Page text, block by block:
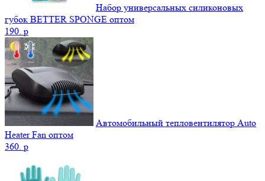
Набор универсальных силиконовых
губок BETTER SPONGE оптом
190. p
Автомобильный тепловентилятор Auto
Heater Fan оптом
360. p